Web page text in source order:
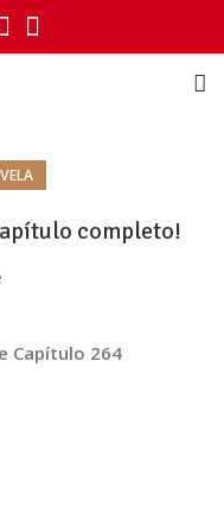
completo!
Capítulo 264